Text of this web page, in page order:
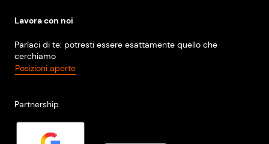
Lavora con noi
Parlaci di te: potresti essere esattamente quello che
cerchiamo
Posizioni aperte
Partnership